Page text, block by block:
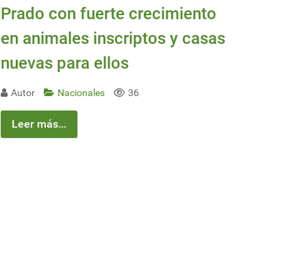
Prado con fuerte crecimiento
en animales inscriptos y casas
nuevas para ellos
Autor Nacionales 36
Leer más...